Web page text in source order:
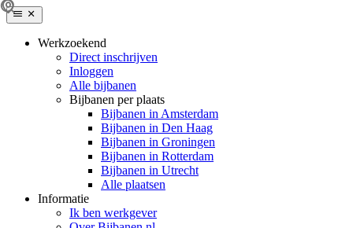
Werkzoekend
Direct inschrijven
Inloggen
Alle bijbanen
Bijbanen per plaats
Bijbanen in Amsterdam
Bijbanen in Den Haag
Bijbanen in Groningen
Bijbanen in Rotterdam
Bijbanen in Utrecht
Alle plaatsen
Informatie
Ik ben werkgever